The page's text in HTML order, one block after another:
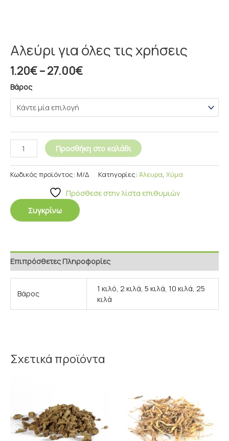
Αλεύρι για όλες τις χρήσεις
1.20€–27.00€
Βάρος
Προσθήκη στο καλάθι
Κωδικός προϊόντος: Μ/Δ Κατηγορίες: Άλευρα, Χύμα
Πρόσθεσε στην λίστα επιθυμιών
Συγκρίνω
Επιπρόσθετες Πληροφορίες
Βάρος
1 κιλό, 2 κιλά, 5 κιλά, 10 κιλά, 25
κιλά
Σχετικά προϊόντα
4.40€
through
2.20€